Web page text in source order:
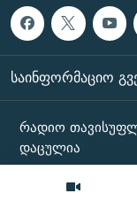
ᲡᲐᲘᲜᲤᲝᲠᲛᲐᲪᲘᲝ
რადიო
დაცულია